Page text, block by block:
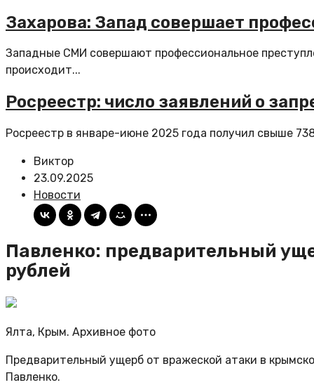
Захарова: Запад совершает
Западные СМИ совершают профессиональное
происходит...
Росреестр: число заявлений о
Росреестр в январе-июне 2025 года получил свыше
Виктор
23.09.2025
Новости
Павленко: предварительный
рублей
Ялта, Крым. Архивное фото
Предварительный ущерб от вражеской атаки в
Павленко.